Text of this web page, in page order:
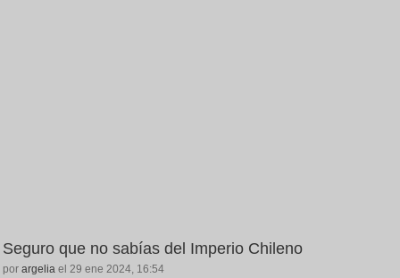
Seguro que no sabías del Imperio Chileno
por argelia el 29 ene 2024, 16:54